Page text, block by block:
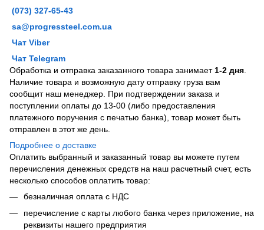
(073) 327-65-43
sa@progressteel.com.ua
Чат Viber
Чат Telegram
Обработка и отправка заказанного товара занимает 1-2 дня
Наличие товара и возможную дату отправку груза вам
сообщит наш менеджер. При подтверждении заказа и
поступлении оплаты до 13-00 (либо предоставления
платежного поручения с печатью банка), товар может быть
отправлен в этот же день.
Подробнее о доставке
Оплатить выбранный и заказанный товар вы можете путем
перечисления денежных средств на наш расчетный счет, есть
несколько способов оплатить товар:
безналичная оплата с НДС
перечисление с карты любого банка через приложение, на
реквизиты нашего предприятия